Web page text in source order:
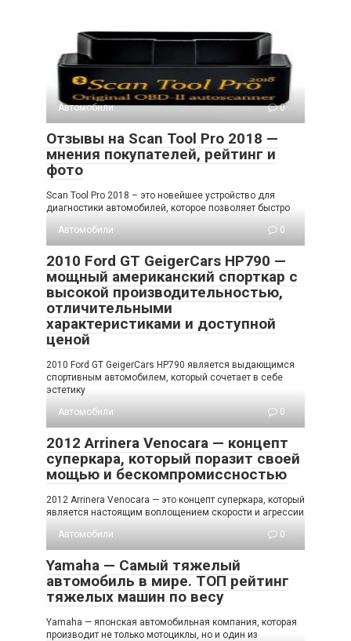
Автомобили 0
Отзывы на Scan Tool Pro 2018 —
мнения покупателей, рейтинг и
фото
Scan Tool Pro 2018 – это новейшее устройство для
диагностики автомобилей, которое позволяет быстро
Автомобили
0
2010 Ford GT GeigerCars HP790 —
мощный американский спорткар с
высокой производительностью,
отличительными
характеристиками и доступной
ценой
2010 Ford GT GeigerCars HP790 является выдающимся
спортивным автомобилем, который сочетает в себе
эстетику
Автомобили
0
2012 Arrinera Venocara — концепт
суперкара, который поразит своей
мощью и бескомпромиссностью
2012 Arrinera Venocara — это концепт суперкара, который
является настоящим воплощением скорости и агрессии
Автомобили
0
Yamaha — Самый тяжелый
автомобиль в мире. ТОП рейтинг
тяжелых машин по весу
Yamaha — японская автомобильная компания, которая
производит не только мотоциклы, но и один из